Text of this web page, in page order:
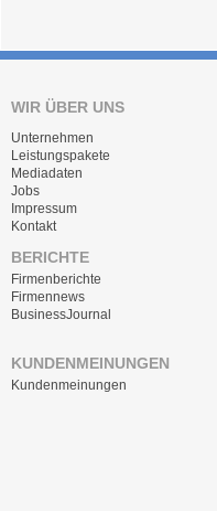
WIR ÜBER UNS
Unternehmen
Leistungspakete
Mediadaten
Jobs
Impressum
Kontakt
BERICHTE
Firmenberichte
Firmennews
BusinessJournal
KUNDENMEINUNGEN
Kundenmeinungen